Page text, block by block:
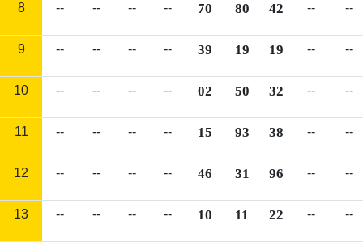
8 -- -- -- -- 70 80 42 -- --
9 -- -- -- -- 39 19 19 -- --
10 -- -- -- -- 02 50 32 -- --
11 -- -- -- -- 15 93 38 -- --
12 -- -- -- -- 46 31 96 -- --
13 -- -- -- -- 10 11 22 -- --